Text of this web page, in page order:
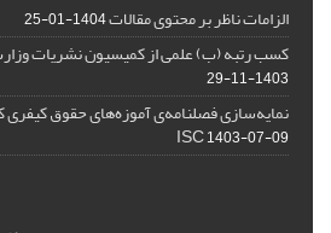
الزامات ناظر بر محتوی مقالات1404-01-25
کسب رتبه (ب) علمی از کمیسیون نشریات
1403-11-29
نمایه‌سازی فصلنامه‌ی آموزه‌های حقوق کیفری
ISC1403-07-09